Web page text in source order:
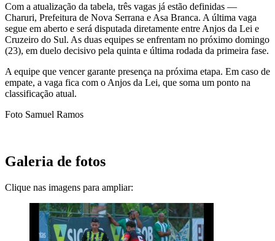
Com a atualização da tabela, três vagas já estão definidas —
Charuri, Prefeitura de Nova Serrana e Asa Branca. A última vaga
segue em aberto e será disputada diretamente entre Anjos da Lei e
Cruzeiro do Sul. As duas equipes se enfrentam no próximo domingo
(23), em duelo decisivo pela quinta e última rodada da primeira fase.
A equipe que vencer garante presença na próxima etapa. Em caso de
empate, a vaga fica com o Anjos da Lei, que soma um ponto na
classificação atual.
Foto Samuel Ramos
Galeria de fotos
Clique nas imagens para ampliar: